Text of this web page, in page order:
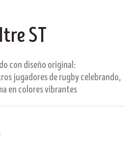
ST
con diseño original:
jugadores de rugby celebrando,
en colores vibrantes